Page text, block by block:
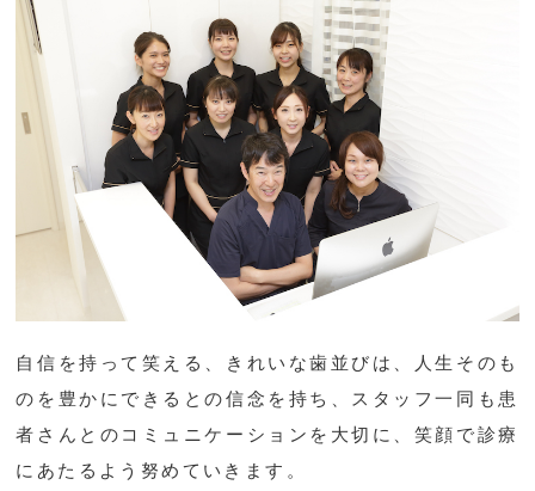
自信を持って笑える、きれいな歯並びは、人生そのも
のを豊かにできるとの信念を持ち、スタッフ一同も患
者さんとのコミュニケーションを大切に、笑顔で診療
にあたるよう努めていきます。